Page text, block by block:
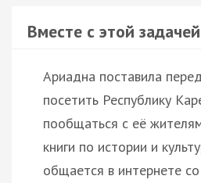
Вместе с этой
Ариадна поставила
посетить Республику
пообщаться с её
книги по истории и
общается в интернете